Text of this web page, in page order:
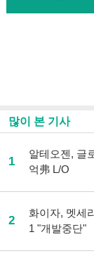
많이 본 기사
1
알테오젠, 글
억弗 L/O
2
화이자, 멧세
1 "개발중단"